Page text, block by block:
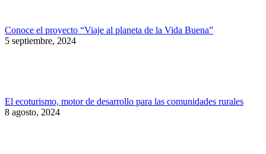
Conoce el proyecto “Viaje al planeta de la Vida Buena”
5 septiembre, 2024
El ecoturismo, motor de desarrollo para las comunidades rurales
8 agosto, 2024